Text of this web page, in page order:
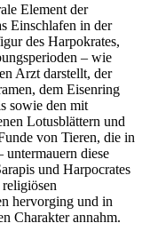
Element der
Einschlafen in der
des Harpokrates,
– wie
Arzt darstellt, der
dem Eisenring
sowie den mit
Lotusblättern und
von Tieren, die in
diese
und Harpocrates
hervorging und in
Charakter annahm.